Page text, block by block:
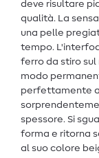
deve risultare
qualità. La
una pelle
tempo.
ferro da stiro sul
modo
perfettamente a
spessore. Si
forma e ritorna
al suo colore